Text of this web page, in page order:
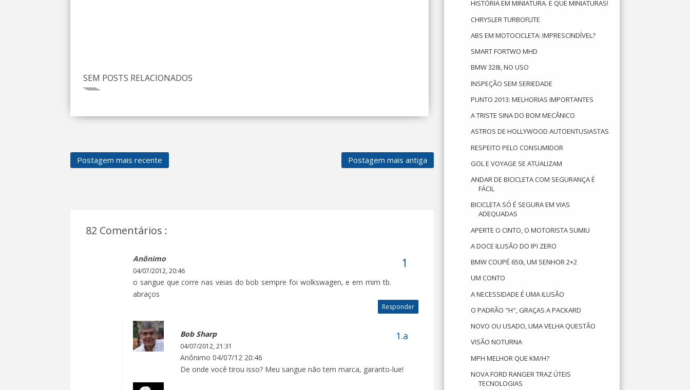
SEM POSTS RELACIONADOS
Postagem mais recente Postagem mais antiga
82 Comentários :
Anônimo
04/07/2012, 20:46
o sangue que corre nas veias do bob sempre foi wolkswagen, e em mim tb.
abraços
Responder
Bob Sharp
04/07/2012, 21:31
Anônimo 04/07/12 20:46
De onde você tirou isso? Meu sangue não tem marca, garanto-lue!
HISTÓRIA EM MINIATURA. E QUE MINIATURAS!
CHRYSLER TURBOFLITE
ABS EM MOTOCICLETA: IMPRESCINDÍVEL?
SMART FORTWO MHD
BMW 328i, NO USO
INSPEÇÃO SEM SERIEDADE
PUNTO 2013: MELHORIAS IMPORTANTES
A TRISTE SINA DO BOM MECÂNICO
ASTROS DE HOLLYWOOD AUTOENTUSIASTAS
RESPEITO PELO CONSUMIDOR
GOL E VOYAGE SE ATUALIZAM
ANDAR DE BICICLETA COM SEGURANÇA É
FÁCIL
BICICLETA SÓ É SEGURA EM VIAS
ADEQUADAS
APERTE O CINTO, O MOTORISTA SUMIU
A DOCE ILUSÃO DO IPI ZERO
BMW COUPÉ 650i, UM SENHOR 2+2
UM CONTO
A NECESSIDADE É UMA ILUSÃO
O PADRÃO "H", GRAÇAS A PACKARD
NOVO OU USADO, UMA VELHA QUESTÃO
VISÃO NOTURNA
MPH MELHOR QUE KM/H?
NOVA FORD RANGER TRAZ ÚTEIS
TECNOLOGIAS